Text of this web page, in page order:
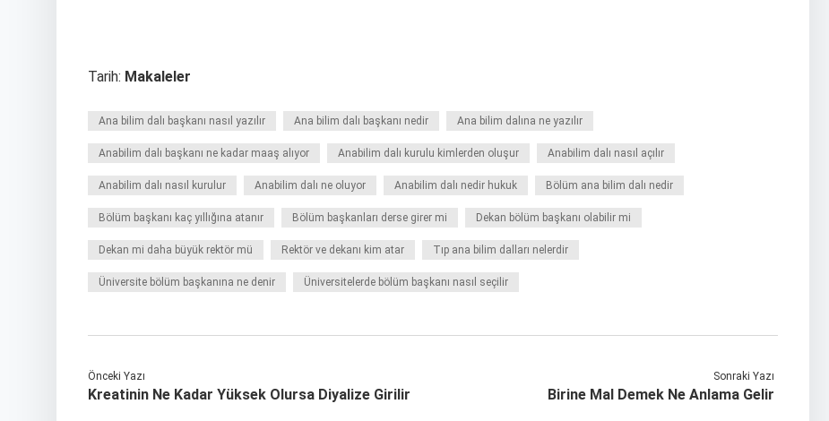
Tarih: Makaleler
Ana bilim dalı başkanı nasıl yazılır Ana bilim dalı başkanı nedir Ana bilim dalına ne yazılır
Anabilim dalı başkanı ne kadar maaş alıyor Anabilim dalı kurulu kimlerden oluşur Anabilim dalı nasıl açılır
Anabilim dalı nasıl kurulur Anabilim dalı ne oluyor Anabilim dalı nedir hukuk Bölüm ana bilim dalı nedir
Bölüm başkanı kaç yıllığına atanır Bölüm başkanları derse girer mi Dekan bölüm başkanı olabilir mi
Dekan mi daha büyük rektör mü Rektör ve dekanı kim atar Tıp ana bilim dalları nelerdir
Üniversite bölüm başkanına ne denir Üniversitelerde bölüm başkanı nasıl seçilir
Önceki Yazı
Kreatinin Ne Kadar Yüksek Olursa Diyalize Girilir
Sonraki Yazı
Birine Mal Demek Ne Anlama Gelir